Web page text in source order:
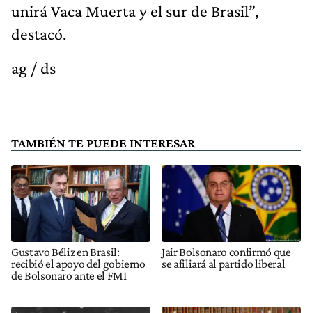
unirá Vaca Muerta y el sur de Brasil”,
destacó.
ag / ds
TAMBIÉN TE PUEDE INTERESAR
Gustavo Béliz en Brasil:
recibió el apoyo del gobierno
de Bolsonaro ante el FMI
Jair Bolsonaro confirmó que
se afiliará al partido liberal